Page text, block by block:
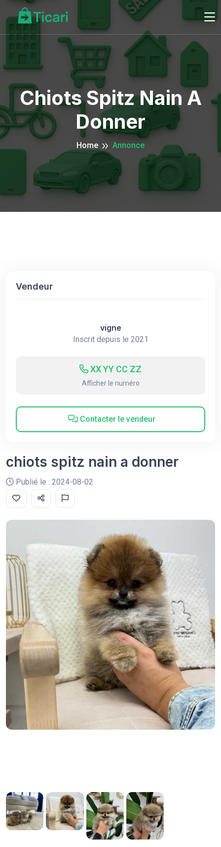
Chiots Spitz Nain A
Donner
Home Annonce
Vendeur
vigne
Inscrit depuis le 2021
XX YY CC ZZ
Afficher le numéro
Contacter le vendeur
chiots spitz nain a donner
Publié le : 2024-08-02